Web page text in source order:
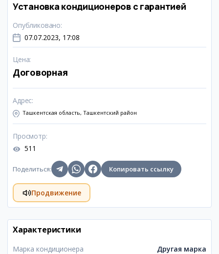
Установка кондиционеров с гарантией
Опубликовано:
07.07.2023, 17:08
Цена:
Договорная
Адрес:
Ташкентская область, Ташкентский район
Просмотр:
511
Поделиться: Копировать ссылку
Продвижение
Характеристики
Марка кондиционера Другая марка